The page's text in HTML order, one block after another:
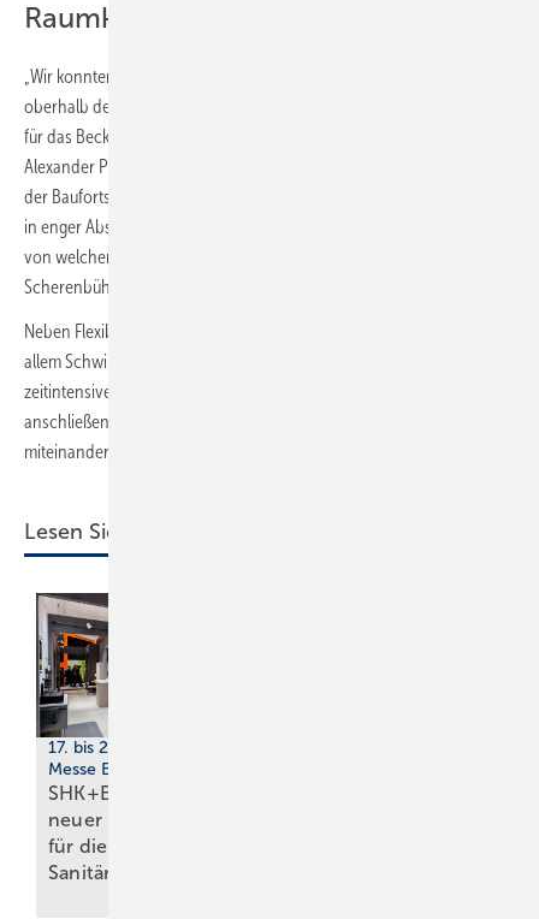
Raumklima im RheinRiff
„Wir konnten insbesondere mit unseren Arbeiten an der Verrohrung
oberhalb des Surfbeckens nicht so lange warten, bis die Fundamente
für das Becken und den Maschinenraum gegossen waren“, erläutert
Alexander Preuß. „Da der Untergrund jeden Tag anders aussah und
der Baufortschritt meistens nicht vorhersehbar war, wurde jeden Tag
in enger Abstimmung mit den anderen Gewerken flexibel neu geplant,
von welcher Stelle aus wir unsere Installationsarbeiten auf mobilen
Scherenbühnen fortsetzen konnten.“
Neben Flexibilität war für die Mitarbeiter der Preuß Klimatechnik vor
allem Schwindelfreiheit eine Voraussetzung, um Stück für Stück die
zeitintensive Installation in luftiger Höhe präzise zu erledigen und
anschließend die einzelnen Rohrabschnitte zu einem großen Ganzen
miteinander verbinden zu können.
Lesen Sie auch:
17. bis 20. März 2026,
Messe Essen
SHK+E Essen mit
neuer Impuls­fläche
für die
Sani­tär­branche